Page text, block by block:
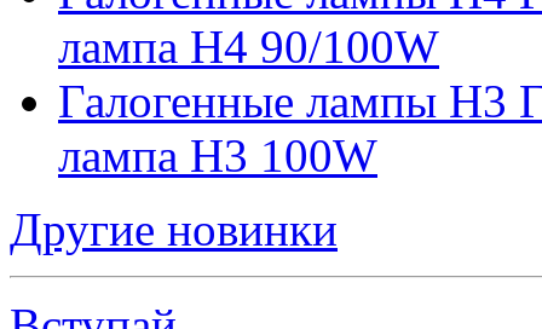
лампа H4 90/100W
Галогенные лампы H3
лампа H3 100W
Другие новинки